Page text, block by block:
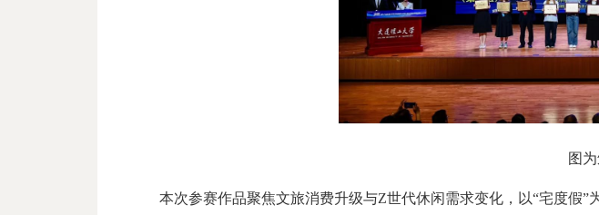
图
本次参赛作品聚焦文旅消费升级与Z世代休闲需求变化，以“宅度假